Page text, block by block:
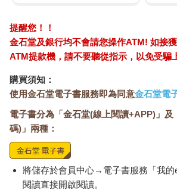
提醒您！！
金石堂及銀行均不會請您操作ATM! 如接
ATM提款機，請不要聽從指示，以免受騙
購買須知：
使用金石堂電子書服務即為同意金石堂電
電子書分為「金石堂(線上閱讀+APP)」
碼)」兩種：
將儲存於會員中心→電子書服務「我的
閱讀直接開啟閱讀。